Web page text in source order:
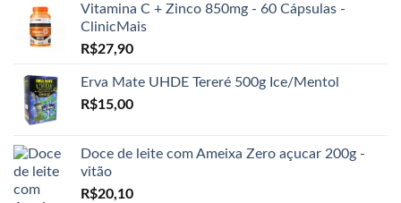
Vitamina C + Zinco 850mg - 60 Cápsulas -
ClinicMais
R$27,90
Erva Mate UHDE Tereré 500g Ice/Mentol
R$15,00
Doce de leite com Ameixa Zero açucar 200g -
vitão
R$20,10